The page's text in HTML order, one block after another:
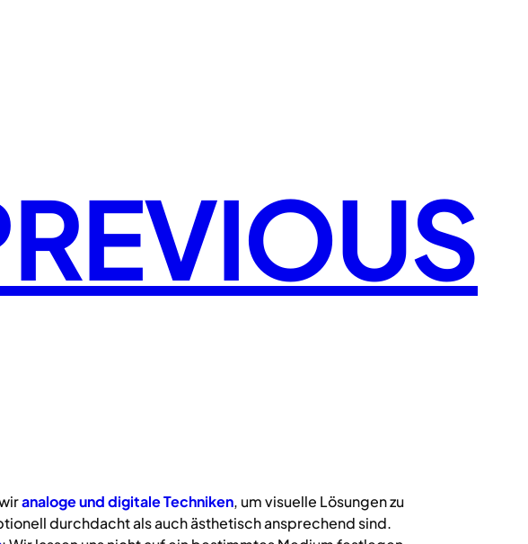
analogeunddigitaleTechniken, um visuelle Lösungen zu
durchdacht als auch ästhetisch ansprechend sind.